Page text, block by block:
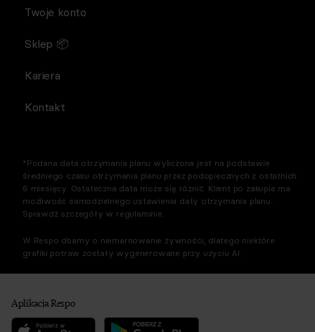
Twoje konto
Sklep 📦
Kariera
Kontakt
*Podana data otrzymania planu wyliczona jest na podstawie
średniego czasu otrzymania planu przez podopiecznych z ostatnich
6 miesięcy. Ostateczna data może się różnić. Klient po zakupie ma
możliwość samodzielnego ustawienia daty otrzymania planu.
Sprawdź szczegóły w regulaminie.
W Respo dbamy o niemarnowanie żywności, dlatego niektóre
grafiki potraw zostały wygenerowane przy użyciu AI.
Aplikacja Respo